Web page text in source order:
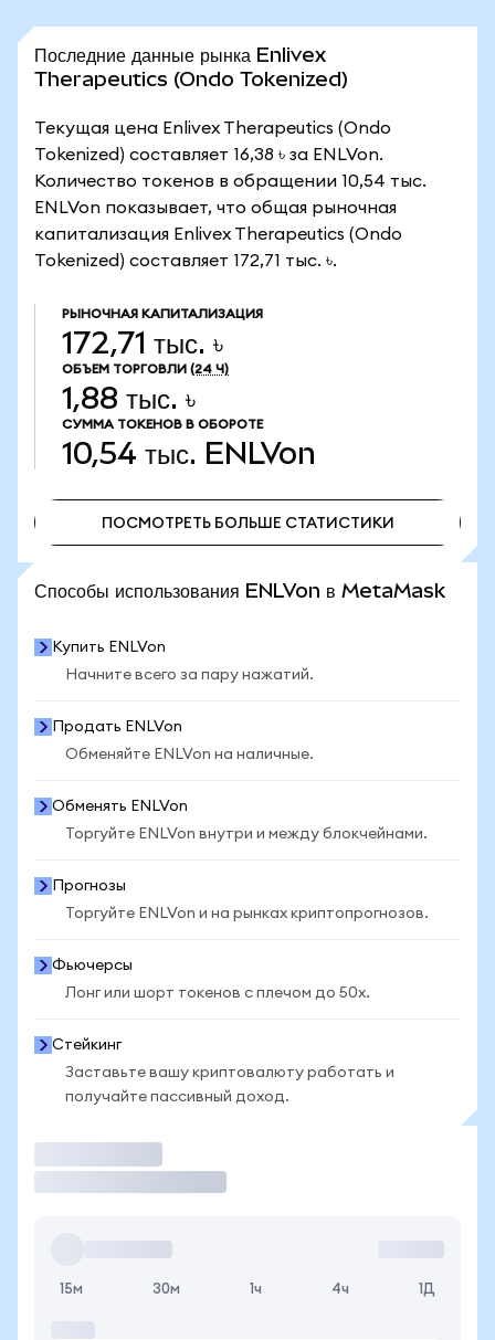
Последние данные рынка Enlivex
Therapeutics (Ondo Tokenized)
Текущая цена Enlivex Therapeutics (Ondo
Tokenized) составляет 16,38 ৳ за ENLVon.
Количество токенов в обращении 10,54 тыс.
ENLVon показывает, что общая рыночная
капитализация Enlivex Therapeutics (Ondo
Tokenized) составляет 172,71 тыс. ৳.
РЫНОЧНАЯ КАПИТАЛИЗАЦИЯ
172,71 тыс. ৳
ОБЪЕМ ТОРГОВЛИ (24 Ч)
1,88 тыс. ৳
СУММА ТОКЕНОВ В ОБОРОТЕ
10,54 тыс. ENLVon
ПОСМОТРЕТЬ БОЛЬШЕ СТАТИСТИКИ
Способы использования ENLVon в MetaMask
Купить ENLVon
Начните всего за пару нажатий.
Продать ENLVon
Обменяйте ENLVon на наличные.
Обменять ENLVon
Торгуйте ENLVon внутри и между блокчейнами.
Прогнозы
Торгуйте ENLVon и на рынках криптопрогнозов.
Фьючерсы
Лонг или шорт токенов с плечом до 50x.
Стейкинг
Заставьте вашу криптовалюту работать и
получайте пассивный доход.
15м 30м 1ч 4ч 1Д